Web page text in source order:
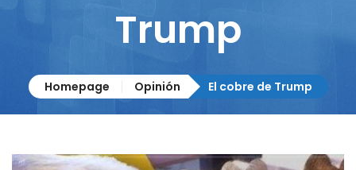
Trump
Homepage Opinión El cobre de Trump